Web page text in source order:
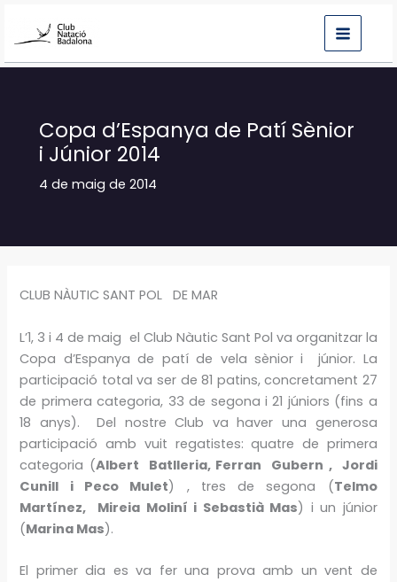
Copa d’Espanya de Patí Sènior
i Júnior 2014
4 de maig de 2014
CLUB NÀUTIC SANT POL DE MAR
L’1, 3 i 4 de maig el Club Nàutic Sant Pol va organitzar la
Copa d’Espanya de patí de vela sènior i júnior. La
participació total va ser de 81 patins, concretament 27
de primera categoria, 33 de segona i 21 júniors (fins a
18 anys). Del nostre Club va haver una generosa
participació amb vuit regatistes: quatre de primera
categoria (Albert Batlleria, Ferran Gubern , Jordi
Cunill i Peco Mulet) , tres de segona (Telmo
Martínez, Mireia Moliní i Sebastià Mas) i un júnior
(Marina Mas).
El primer dia es va fer una prova amb un vent de